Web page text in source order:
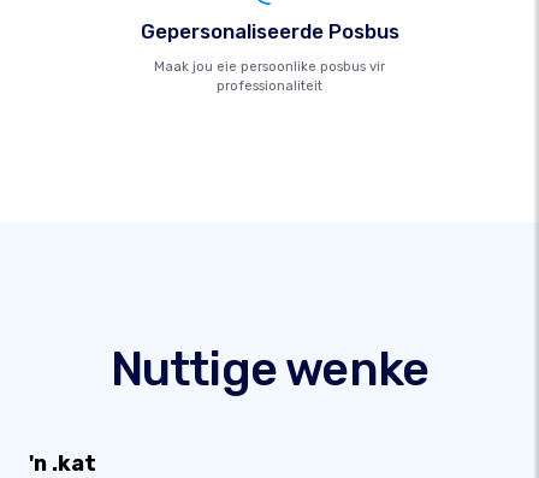
Gepersonaliseerde Posbus
Maak jou eie persoonlike posbus vir
professionaliteit
Nuttige wenke
'n .kat